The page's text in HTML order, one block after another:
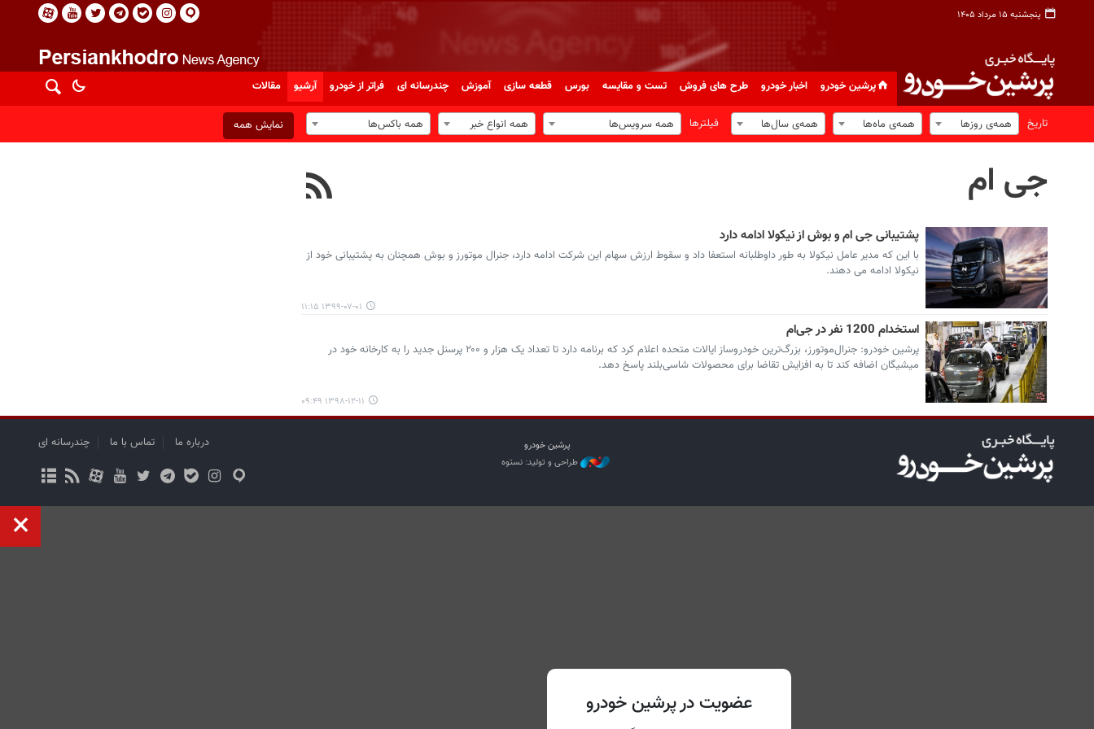
پنجشنبه ۱۵ مرداد ۱۴۰۵
پرشین خودرو اخبار خودرو طرح های فروش تست و مقایسه بورس قطعه سازی آموزش چندرسانه ای فراتر از خودرو آرشیو مقالات
تاریخ همه‌ی روزها همه‌ی ماه‌ها همه‌ی سال‌ها فیلترها همه سرویس‌ها همه انواع خبر همه باکس‌ها نمایش همه
جی ام
پشتیبانی جی ام و بوش از نیکولا ادامه دارد
با این که مدیر عامل نیکولا به طور داوطلبانه استعفا داد و سقوط ارزش سهام این شرکت ادامه دارد، جنرال موتورز و بوش همچنان به پشتیبانی خود از
نیکولا ادامه می دهند.
۱۳۹۹-۰۷-۰۱ ۱۱:۱۵
استخدام 1200 نفر در جی‌ام
پرشین خودرو: جنرال‌موتورز، بزرگ‌ترین خودروساز ایالات متحده اعلام کرد که برنامه دارد تا تعداد یک هزار و ۲۰۰ پرسنل جدید را به کارخانه خود در
میشیگان اضافه کند تا به افزایش تقاضا برای محصولات شاسی‌بلند پاسخ دهد.
۱۳۹۸-۱۲-۱۱ ۰۹:۴۹
پرشین خودرو
طراحی و تولید: نستوه
درباره ما تماس با ما چندرسانه ای
عضویت در پرشین خودرو